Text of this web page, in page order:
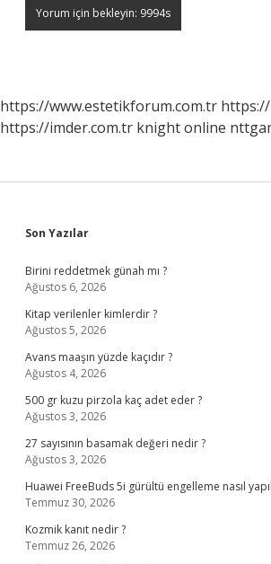
https://www.estetikforum.com.tr
https://imder.com.tr knight online
Sidebar
Son Yazılar
Birini reddetmek günah mı ?
Ağustos 6, 2026
Kitap verilenler kimlerdir ?
Ağustos 5, 2026
Avans maaşın yüzde kaçıdır ?
Ağustos 4, 2026
500 gr kuzu pirzola kaç adet eder ?
Ağustos 3, 2026
27 sayısının basamak değeri nedir ?
Ağustos 3, 2026
Huawei FreeBuds 5i gürültü engelleme nasıl
Temmuz 30, 2026
Kozmik kanıt nedir ?
Temmuz 26, 2026